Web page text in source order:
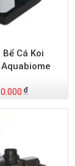
Cá Koi
Aquabiome